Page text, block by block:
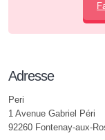
Adresse
Peri
1 Avenue Gabriel Péri
92260 Fontenay-aux-